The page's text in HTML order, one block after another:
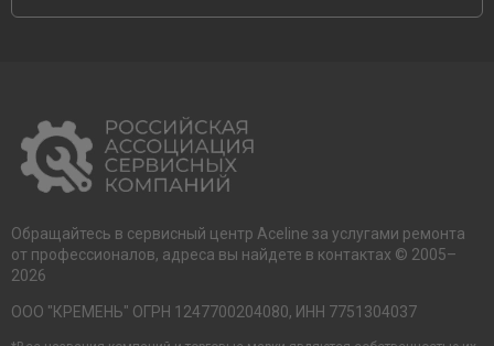
Обращайтесь в сервисный центр Aceline за услугами ремонта
от профессионалов, адреса вы найдете в контактах © 2005–
2026
ООО "КРЕМЕНЬ" ОГРН 1247700204080, ИНН 7751304037